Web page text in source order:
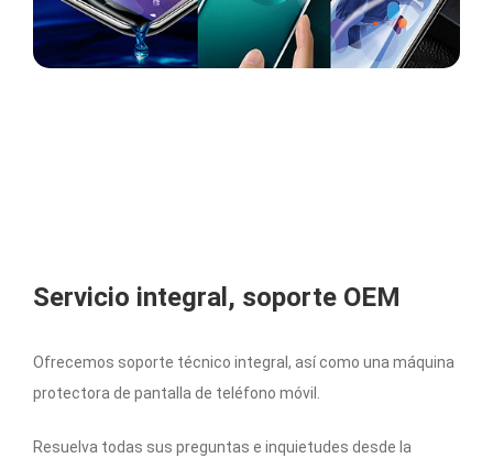
Servicio integral, soporte OEM
Ofrecemos soporte técnico integral, así como una máquina
protectora de pantalla de teléfono móvil.
Resuelva todas sus preguntas e inquietudes desde la